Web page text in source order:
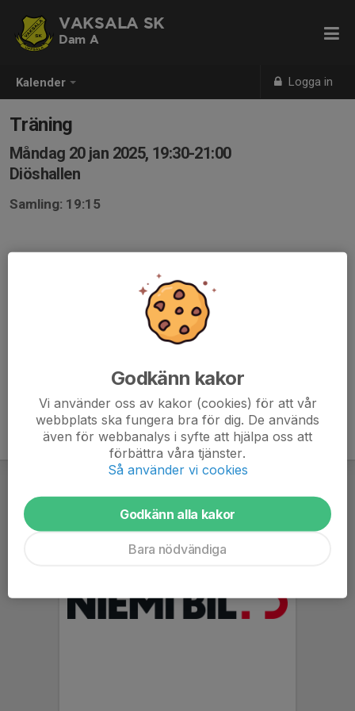
Kalender Logga in
VAKSALA SK
Dam A
Träning
Måndag 20 jan 2025, 19:30-21:00
Diöshallen
Samling: 19:15
Godkänn kakor
Vi använder oss av kakor (cookies) för att vår
webbplats ska fungera bra för dig. De används
även för webbanalys i syfte att hjälpa oss att
förbättra våra tjänster.
Så använder vi cookies
Godkänn alla kakor
Bara nödvändiga